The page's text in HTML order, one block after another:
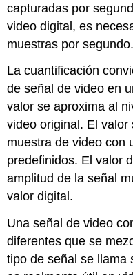
capturadas por
video digital, es
muestras por segundo.
La cuantificación
de señal de video en
valor se aproxima al
video original. El
muestra de video con
predefinidos. El valor
amplitud de la señal
valor digital.
Una señal de video
diferentes que se
tipo de señal se llama